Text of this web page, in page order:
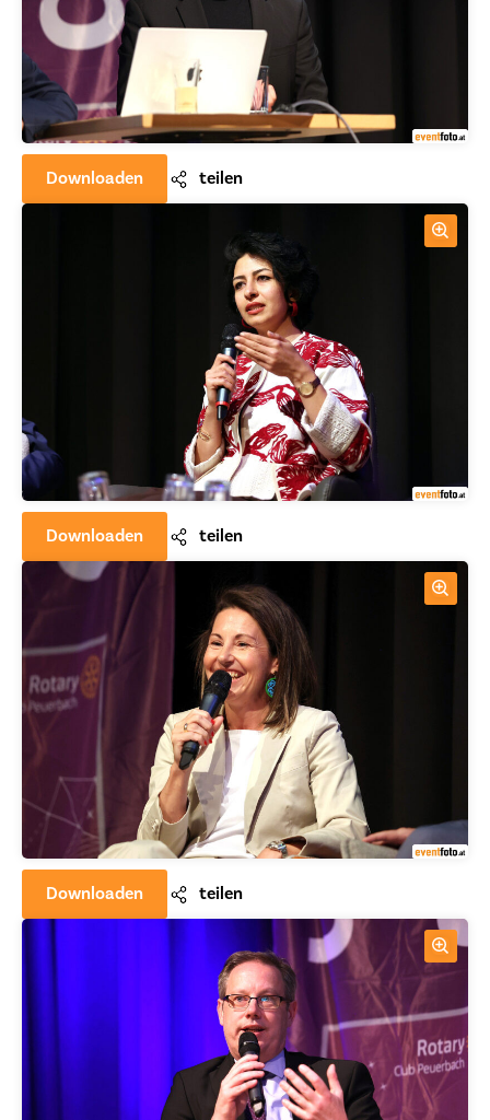
Downloaden teilen
Downloaden teilen
Downloaden teilen